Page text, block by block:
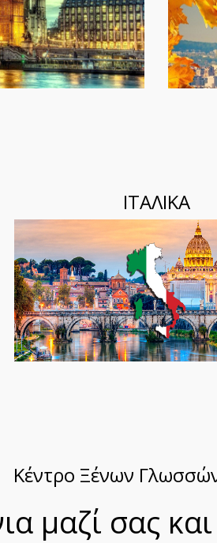
ΙΤΑΛΙΚΑ
Κέντρο Ξένων
μαζί σας